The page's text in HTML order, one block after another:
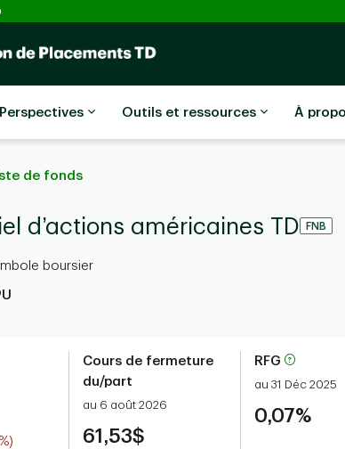
Perspectives Outils et ressources À
de fonds
d’actions américaines TD FNB
boursier
Cours de fermeture
du/part
au 6 août 2026
61,53$
RFG
au 31 Déc 2025
0,07%